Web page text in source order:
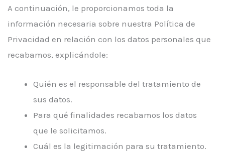
A continuación, le proporcionamos toda la
información necesaria sobre nuestra Política de
Privacidad en relación con los datos personales que
recabamos, explicándole:
Quién es el responsable del tratamiento de
sus datos.
Para qué finalidades recabamos los datos
que le solicitamos.
Cuál es la legitimación para su tratamiento.